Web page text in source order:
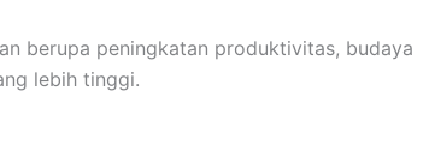
berupa peningkatan produktivitas, budaya
lebih tinggi.